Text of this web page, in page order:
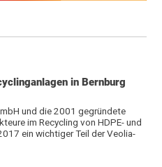
in Bernburg
und die 2001 gegründete
im Recycling von HDPE- und
ein wichtiger Teil der Veolia-